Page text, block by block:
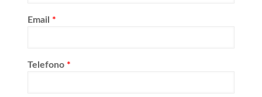
Email *
Telefono *